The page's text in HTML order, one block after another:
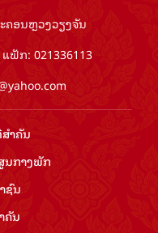
ອນຫຼວງວຽງຈັນ
ຟັກ: 021336113
ຳ​ຄັນ​
ນ​ກາງ​ພັກ
ຊົນ
ຄັນ